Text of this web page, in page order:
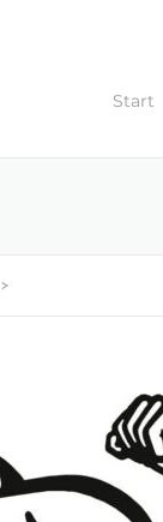
Start
>